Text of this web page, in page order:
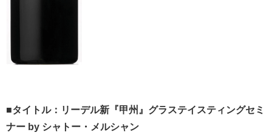
■タイトル：リーデル新『甲州』グラステイスティングセミ
ナー by シャトー・メルシャン